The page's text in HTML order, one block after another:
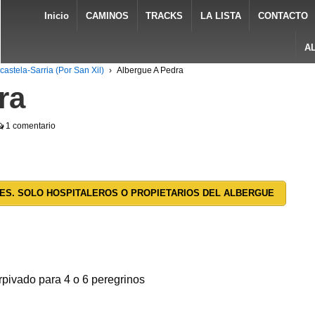
Inicio CAMINOS TRACKS LA LISTA CONTACTO
Sarria (Por San Xil) › Albergue A Pedra
1 comentario
SOLO HOSPITALEROS O PROPIETARIOS DEL ALBERGUE
para 4 o 6 peregrinos